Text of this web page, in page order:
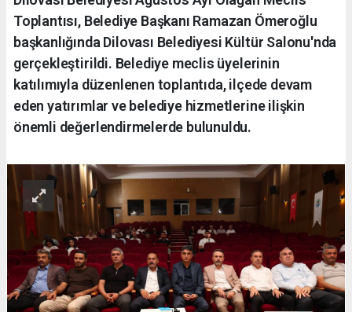
Toplantısı, Belediye Başkanı Ramazan Ömeroğlu
başkanlığında Dilovası Belediyesi Kültür Salonu'nda
gerçekleştirildi. Belediye meclis üyelerinin
katılımıyla düzenlenen toplantıda, ilçede devam
eden yatırımlar ve belediye hizmetlerine ilişkin
önemli değerlendirmelerde bulunuldu.